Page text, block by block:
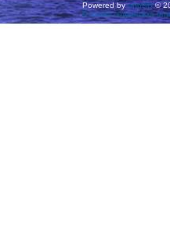
Powered byphpBB©
Русская поддержка